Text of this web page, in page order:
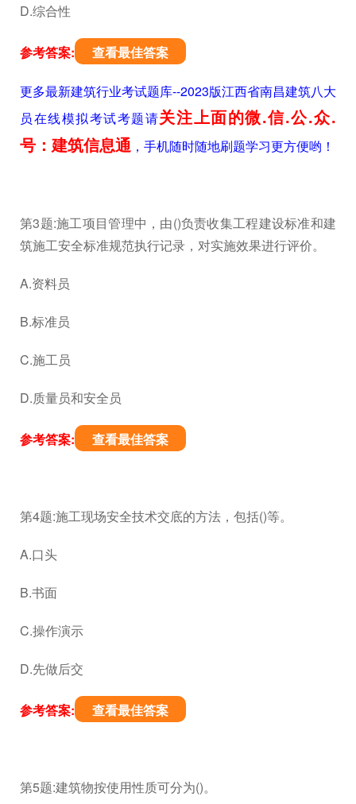
D.综合性
参考答案: 查看最佳答案
更多最新建筑行业考试题库--2023版江西省南昌建筑八大
员在线模拟考试考题请关注上面的微.信.公.众.
号：建筑信息通，手机随时随地刷题学习更方便哟！
第3题:施工项目管理中，由()负责收集工程建设标准和建
筑施工安全标准规范执行记录，对实施效果进行评价。
A.资料员
B.标准员
C.施工员
D.质量员和安全员
参考答案: 查看最佳答案
第4题:施工现场安全技术交底的方法，包括()等。
A.口头
B.书面
C.操作演示
D.先做后交
参考答案: 查看最佳答案
第5题:建筑物按使用性质可分为()。